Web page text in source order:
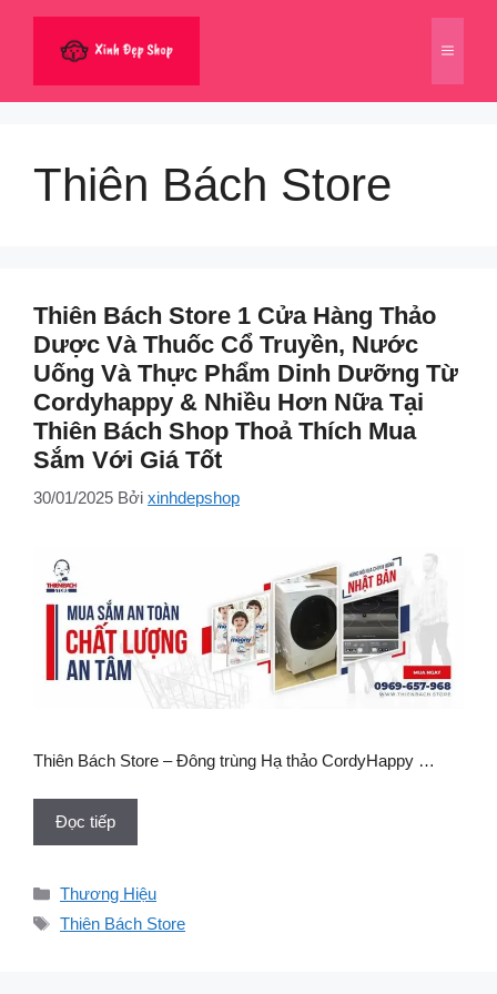
dung
Menu
Thiên Bách Store
Thiên Bách Store 1 Cửa Hàng Thảo
Dược Và Thuốc Cổ Truyền, Nước
Uống Và Thực Phẩm Dinh Dưỡng Từ
Cordyhappy & Nhiều Hơn Nữa Tại
Thiên Bách Shop Thoả Thích Mua
Sắm Với Giá Tốt
30/01/2025 Bởi xinhdepshop
Thiên Bách Store – Đông trùng Hạ thảo CordyHappy …
Đọc tiếp
Danh
mục
Thương Hiệu
Thẻ
Thiên Bách Store